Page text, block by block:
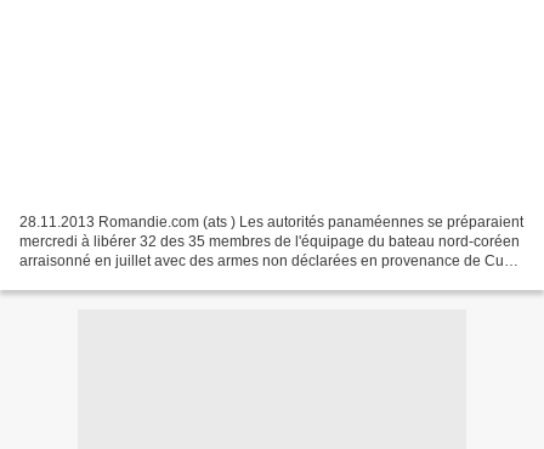
28.11.2013 Romandie.com (ats ) Les autorités panaméennes se préparaient
mercredi à libérer 32 des 35 membres de l'équipage du bateau nord-coréen
arraisonné en juillet avec des armes non déclarées en provenance de Cuba.